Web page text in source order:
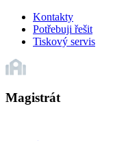
Kontakty
Potřebuji řešit
Tiskový servis
Magistrát